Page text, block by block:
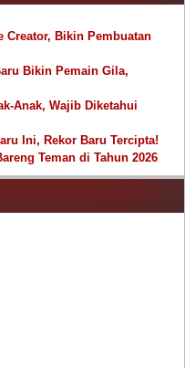
Creator, Bikin Pembuatan
Bikin Pemain Gila,
Anak, Wajib Diketahui
Ini, Rekor Baru Tercipta!
Teman di Tahun 2026